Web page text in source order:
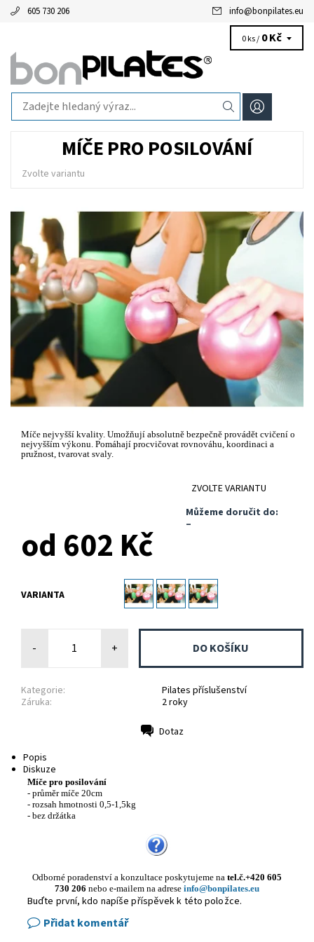
605 730 206 info@bonpilates.eu
0 ks / 0 Kč
MÍČE PRO POSILOVÁNÍ
Zvolte variantu
Míče nejvyšší kvality. Umožňují absolutně bezpečně provádět cvičení o
nejvyšším výkonu. Pomáhají procvičovat rovnováhu, koordinaci a
pružnost, tvarovat svaly.
ZVOLTE VARIANTU
Můžeme doručit do:
–
od 602 Kč
VARIANTA
- +
Kategorie:
Pilates příslušenství
Záruka:
2 roky
Dotaz
Popis
Diskuze
Míče pro posilování
- průměr míče 20cm
- rozsah hmotnosti 0,5-1,5kg
- bez držátka
Odborné poradenství a konzultace poskytujeme na tel.č.+420 605
730 206 nebo e-mailem na adrese info@bonpilates.eu
Buďte první, kdo napíše příspěvek k této položce.
Přidat komentář